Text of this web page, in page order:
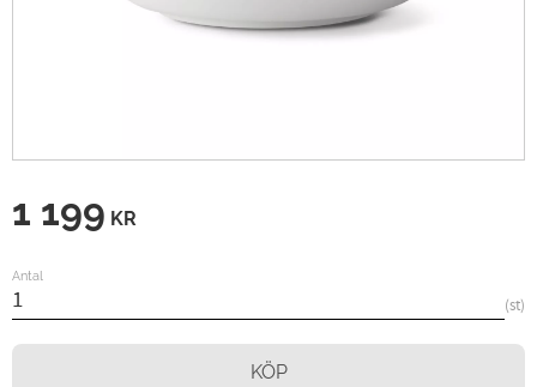
1 199 KR
Antal
st
KÖP